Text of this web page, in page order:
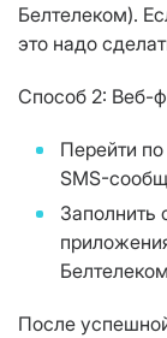
Белтелеком).
это надо
Способ 2: Веб-
Перейти
SMS-
Заполнить
После